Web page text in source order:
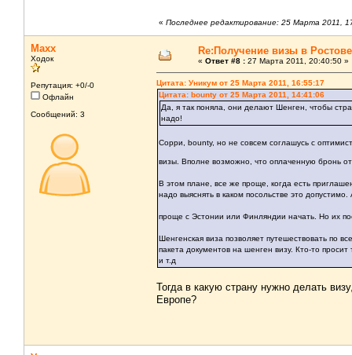
« Последнее редактирование: 25 Марта 2011,
Maxx
Ходок
Репутация: +0/-0
Офлайн
Сообщений: 3
Re:Получение визы в
« Ответ #8 : 27 Марта 2011, 20:40:50 »
Цитата: Уникум от 25 Марта 2011, 16:55:17
Цитата: bounty от 25 Марта 2011, 14:41:06
Да, я так поняла, они делают Шенген, чтобы
надо!
Сорри, bounty, но не совсем соглашусь с
визы. Вполне возможно, что оплаченную бронь
В этом плане, все же проще, когда есть
надо выяснять в каком посольстве это
проще с Эстонии или Финляндии начать. Но их
Шенгенская виза позволяет путешествовать по
пакета документов на шенген визу. Кто-то
и т.д
Тогда в какую страну нужно делать
Европе?